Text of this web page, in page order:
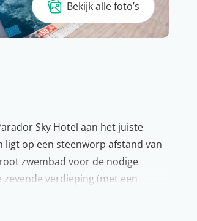
Bekijk alle foto’s
Sky Hotel aan het juiste
op een steenworp afstand van
zwembad voor de nodige
verdieping (met een
Ook kun je tijdens je verblijf